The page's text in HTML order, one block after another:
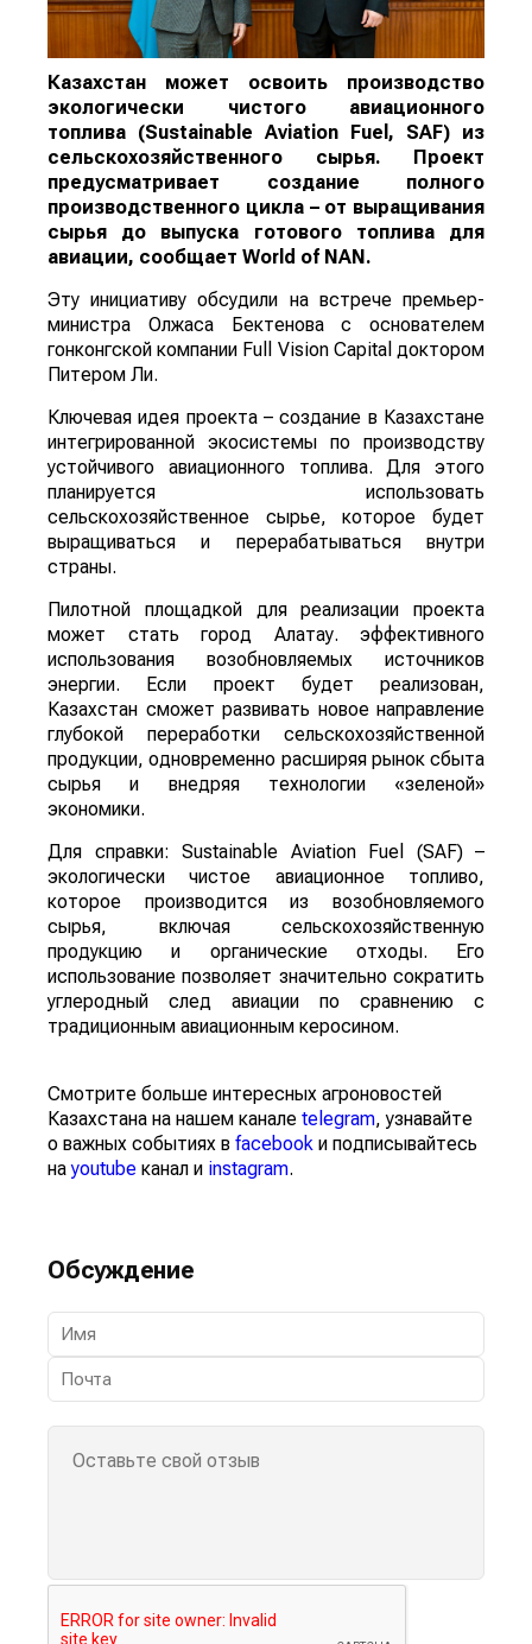
Казахстан может освоить производство
экологически чистого авиационного
топлива (Sustainable Aviation Fuel, SAF) из
сельскохозяйственного сырья. Проект
предусматривает создание полного
производственного цикла – от выращивания
сырья до выпуска готового топлива для
авиации, сообщает World of NAN.
Эту инициативу обсудили на встрече премьер-
министра Олжаса Бектенова с основателем
гонконгской компании Full Vision Capital доктором
Питером Ли.
Ключевая идея проекта – создание в Казахстане
интегрированной экосистемы по производству
устойчивого авиационного топлива. Для этого
планируется использовать
сельскохозяйственное сырье, которое будет
выращиваться и перерабатываться внутри
страны.
Пилотной площадкой для реализации проекта
может стать город Алатау. эффективного
использования возобновляемых источников
энергии. Если проект будет реализован,
Казахстан сможет развивать новое направление
глубокой переработки сельскохозяйственной
продукции, одновременно расширяя рынок сбыта
сырья и внедряя технологии «зеленой»
экономики.
Для справки: Sustainable Aviation Fuel (SAF) –
экологически чистое авиационное топливо,
которое производится из возобновляемого
сырья, включая сельскохозяйственную
продукцию и органические отходы. Его
использование позволяет значительно сократить
углеродный след авиации по сравнению с
традиционным авиационным керосином.
Смотрите больше интересных агроновостей
Казахстана на нашем канале telegram, узнавайте
о важных событиях в facebook и подписывайтесь
наyoutube канал и instagram.
Обсуждение